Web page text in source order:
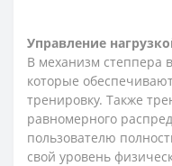
Управление
В механизм степпера
которые
тренировку. Также
равномерного
пользователю
свой уровень